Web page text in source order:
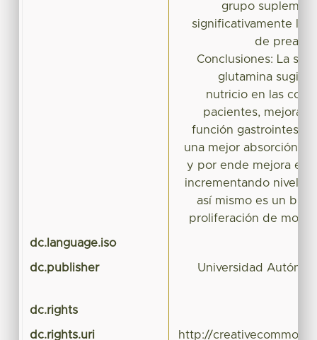
grupo
significativamente las
de
Conclusiones: La
glutamina
nutricio en las
pacientes,
función
una mejor absorción
y por ende mejora
incrementando niveles
así mismo es un
proliferación de
dc.language.iso
dc.publisher Universidad
dc.rights
dc.rights.uri http://